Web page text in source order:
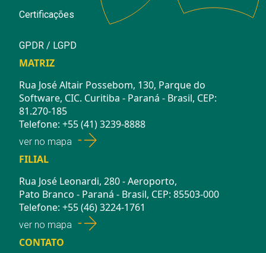
Certificações
GPDR / LGPD
MATRIZ
Rua José Altair Possebom, 130, Parque do
Software, CIC. Curitiba - Paraná - Brasil, CEP:
81.270-185
Telefone: +55 (41) 3239-8888
ver no mapa
FILIAL
Rua José Leonardi, 280 - Aeroporto,
Pato Branco - Paraná - Brasil, CEP: 85503-000
Telefone: +55 (46) 3224-1761
ver no mapa
CONTATO